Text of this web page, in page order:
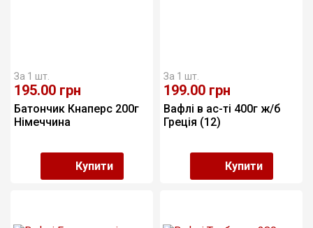
За 1 шт.
195.00 грн
Батончик Кнаперс 200г
Німеччина
Купити
За 1 шт.
199.00 грн
Вафлі в ас-ті 400г ж/б
Греція (12)
Купити